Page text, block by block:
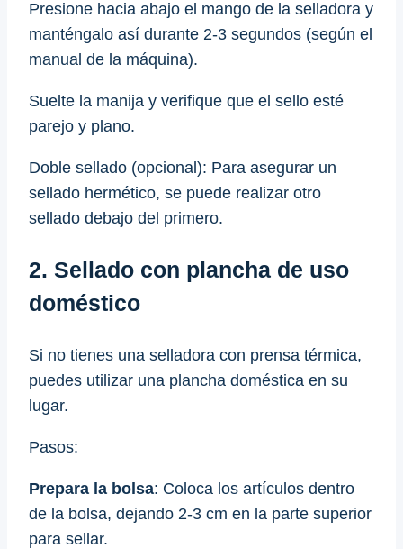
Presione hacia abajo el mango de la selladora y
manténgalo así durante 2-3 segundos (según el
manual de la máquina).
Suelte la manija y verifique que el sello esté
parejo y plano.
Doble sellado (opcional): Para asegurar un
sellado hermético, se puede realizar otro
sellado debajo del primero.
2. Sellado con plancha de uso
doméstico
Si no tienes una selladora con prensa térmica,
puedes utilizar una plancha doméstica en su
lugar.
Pasos:
Prepara la bolsa: Coloca los artículos dentro
de la bolsa, dejando 2-3 cm en la parte superior
para sellar.